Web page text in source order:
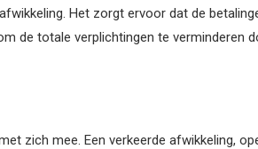
Het zorgt ervoor dat de
de totale verplichtingen te verminderen
zich mee. Een verkeerde afwikkeling,